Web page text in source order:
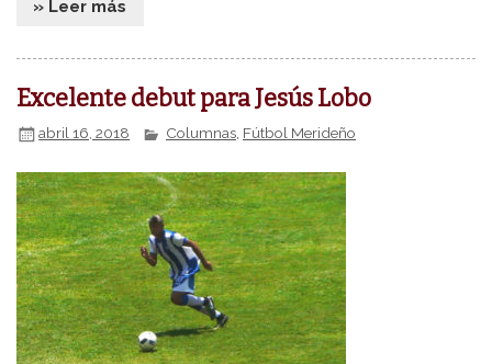
» Leer más
Excelente debut para Jesús Lobo
abril 16, 2018 Columnas Fútbol Merideño